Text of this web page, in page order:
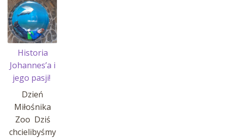
w
sprzedaży
Historia
Johannes’a i
jego pasji!
Dzień
Miłośnika
Zoo Dziś
chcielibyśmy